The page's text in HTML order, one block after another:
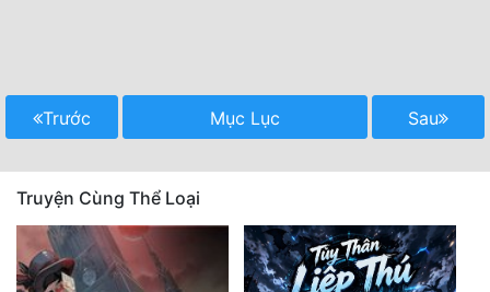
Trước Mục Lục Sau
Truyện Cùng Thể Loại